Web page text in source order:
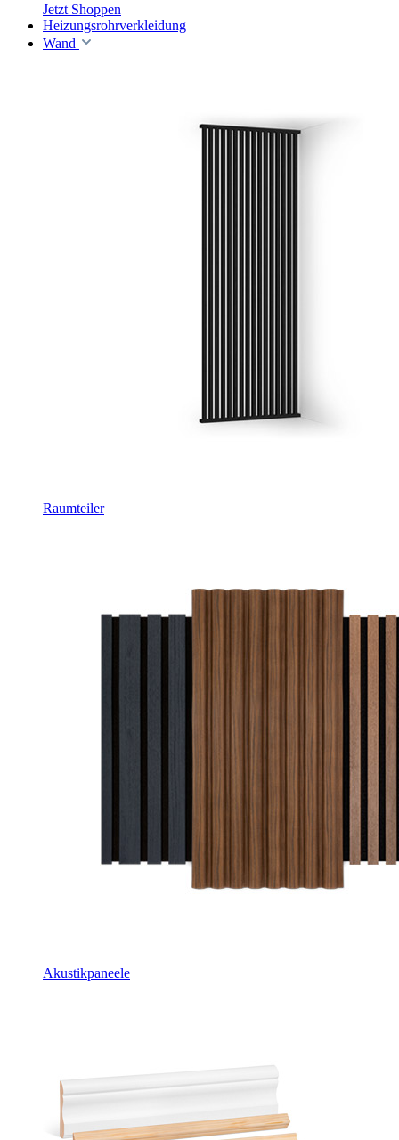
Jetzt Shoppen
Heizungsrohrverkleidung
Wand
Raumteiler
Akustikpaneele